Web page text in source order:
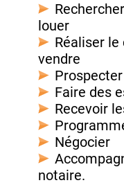
louer
Réaliser
vendre
Faire des
Recevoir
Négocier
notaire.